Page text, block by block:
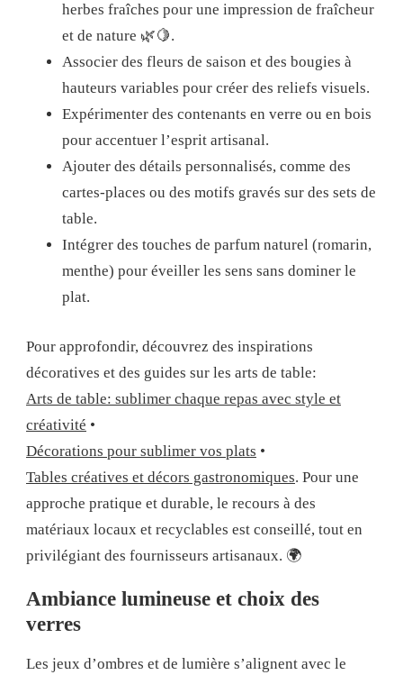
herbes fraîches pour une impression de fraîcheur
et de nature 🌿🍋.
Associer des fleurs de saison et des bougies à
hauteurs variables pour créer des reliefs visuels.
Expérimenter des contenants en verre ou en bois
pour accentuer l’esprit artisanal.
Ajouter des détails personnalisés, comme des
cartes-places ou des motifs gravés sur des sets de
table.
Intégrer des touches de parfum naturel (romarin,
menthe) pour éveiller les sens sans dominer le
plat.
Pour approfondir, découvrez des inspirations
décoratives et des guides sur les arts de table:
Arts de table: sublimer chaque repas avec style et
créativité •
Décorations pour sublimer vos plats •
Tables créatives et décors gastronomiques. Pour une
approche pratique et durable, le recours à des
matériaux locaux et recyclables est conseillé, tout en
privilégiant des fournisseurs artisanaux. 🌍
Ambiance lumineuse et choix des
verres
Les jeux d’ombres et de lumière s’alignent avec le